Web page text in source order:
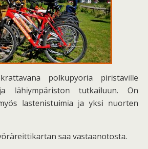
polkupyöriä piristäville
lähiympäriston tutkailuun. On
lastenistuimia ja yksi nuorten
saa vastaanotosta.